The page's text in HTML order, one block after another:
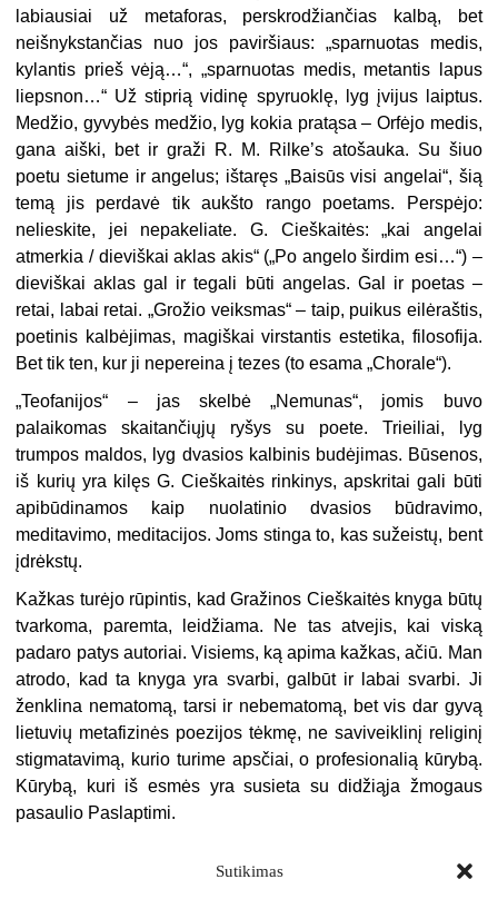
Sutikimas
labiausiai už metaforas, perskrodžiančias kalbą, bet
neišnykstančias nuo jos paviršiaus: „sparnuotas medis,
kylantis prieš vėją…“, „sparnuotas medis, metantis lapus
liepsnon…“ Už stiprią vidinę spyruoklę, lyg įvijus laiptus.
Medžio, gyvybės medžio, lyg kokia pratąsa – Orfėjo medis,
gana aiški, bet ir graži R. M. Rilke’s atošauka. Su šiuo
poetu sietume ir angelus; ištaręs „Baisūs visi angelai“, šią
temą jis perdavė tik aukšto rango poetams. Perspėjo:
nelieskite, jei nepakeliate. G. Cieškaitės: „kai angelai
atmerkia / dieviškai aklas akis“ („Po angelo širdim esi…“) –
dieviškai aklas gal ir tegali būti angelas. Gal ir poetas –
retai, labai retai. „Grožio veiksmas“ – taip, puikus eilėraštis,
poetinis kalbėjimas, magiškai virstantis estetika, filosofija.
Bet tik ten, kur ji nepereina į tezes (to esama „Chorale“).
„Teofanijos“ – jas skelbė „Nemunas“, jomis buvo
palaikomas skaitančiųjų ryšys su poete. Trieiliai, lyg
trumpos maldos, lyg dvasios kalbinis budėjimas. Būsenos,
iš kurių yra kilęs G. Cieškaitės rinkinys, apskritai gali būti
apibūdinamos kaip nuolatinio dvasios būdravimo,
meditavimo, meditacijos. Joms stinga to, kas sužeistų, bent
įdrėkstų.
Kažkas turėjo rūpintis, kad Gražinos Cieškaitės knyga būtų
tvarkoma, paremta, leidžiama. Ne tas atvejis, kai viską
padaro patys autoriai. Visiems, ką apima kažkas, ačiū. Man
atrodo, kad ta knyga yra svarbi, galbūt ir labai svarbi. Ji
ženklina nematomą, tarsi ir nebematomą, bet vis dar gyvą
lietuvių metafizinės poezijos tėkmę, ne saviveiklinį religinį
stigmatavimą, kurio turime apsčiai, o profesionalią kūrybą.
Kūrybą, kuri iš esmės yra susieta su didžiąja žmogaus
pasaulio Paslaptimi.